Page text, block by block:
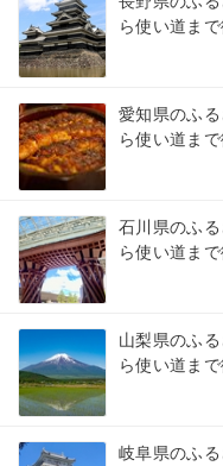
ら使い道まで
愛知県のふ
ら使い道まで
石川県のふ
ら使い道まで
山梨県のふ
ら使い道まで
岐阜県のふ